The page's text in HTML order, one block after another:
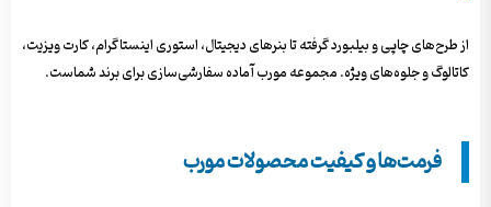
از طرح‌های چاپی و بیلبورد گرفته تا بنرهای دیجیتال، استوری اینستاگرام، کارت ویزیت،
کاتالوگ و جلوه‌های ویژه. مجموعه مورب آماده سفارشی‌سازی برای برند شماست.
فرمت‌ها و کیفیت محصولات مورب